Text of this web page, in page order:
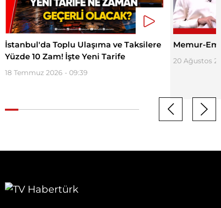
İstanbul'da Toplu Ulaşıma ve Taksilere
Yüzde 10 Zam! İşte Yeni Tarife
18 Temmuz 2026 - 09:39
Memur-
20 Ağustos